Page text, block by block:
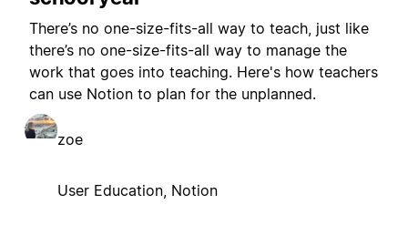
There’s no one-size-fits-all way to teach, just like
there’s no one-size-fits-all way to manage the
work that goes into teaching. Here's how teachers
can use Notion to plan for the unplanned.
zoe
User Education, Notion